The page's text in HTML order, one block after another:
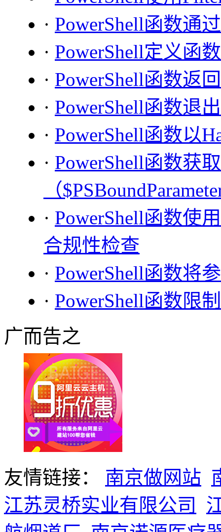
· PowerShell函数通
· PowerShell定义函
· PowerShell函数返
· PowerShell函数退
· PowerShell函数以
· PowerShell函数获
（
· PowerShell函数使
合规性检查
· PowerShell函数将
· PowerShell函数限
广而告之
友情链接： 南京做网站
江苏灵桥实业有限公司